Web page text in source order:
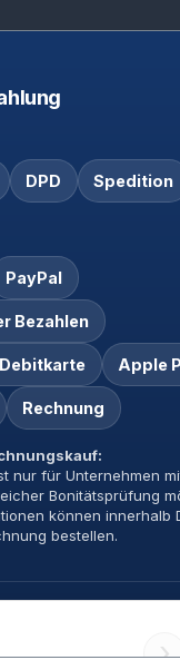
DPD Spedition
PayPal
Bezahlen
Apple
Rechnung
nur für Unternehmen
Bonitätsprüfung
können innerhalb
bestellen.